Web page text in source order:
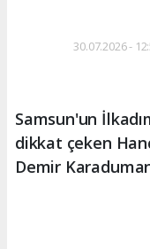
30.07.2026 -
Samsun'un
dikkat çeken
Demir